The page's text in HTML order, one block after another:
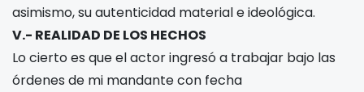
asimismo, su autenticidad material e ideológica.
V.- REALIDAD DE LOS HECHOS
Lo cierto es que el actor ingresó a trabajar bajo las
órdenes de mi mandante con fecha